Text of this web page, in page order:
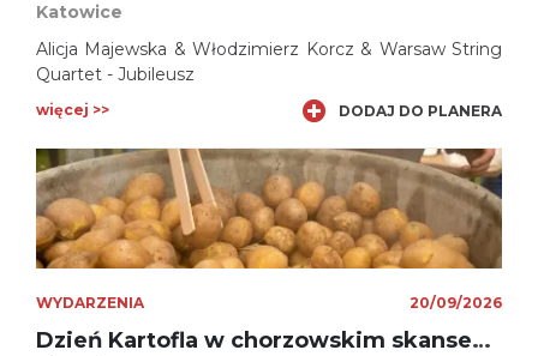
Katowice
Alicja Majewska & Włodzimierz Korcz & Warsaw String
Quartet - Jubileusz
więcej >> DODAJ DO PLANERA
WYDARZENIA 20/09/2026
Dzień Kartofla w chorzowskim skansenie